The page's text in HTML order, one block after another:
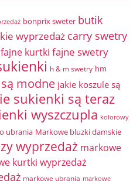
bonprix sweter butik
wyprzedaż carry swetry
fajne kurtki fajne swetry
h & m swetry hm
modne jakie koszule są
sukienki są teraz
wyszczupla kolorowy
ubrania Markowe bluzki damskie
wyprzedaż markowe
kurtki wyprzedaż
markowe ubrania markowe